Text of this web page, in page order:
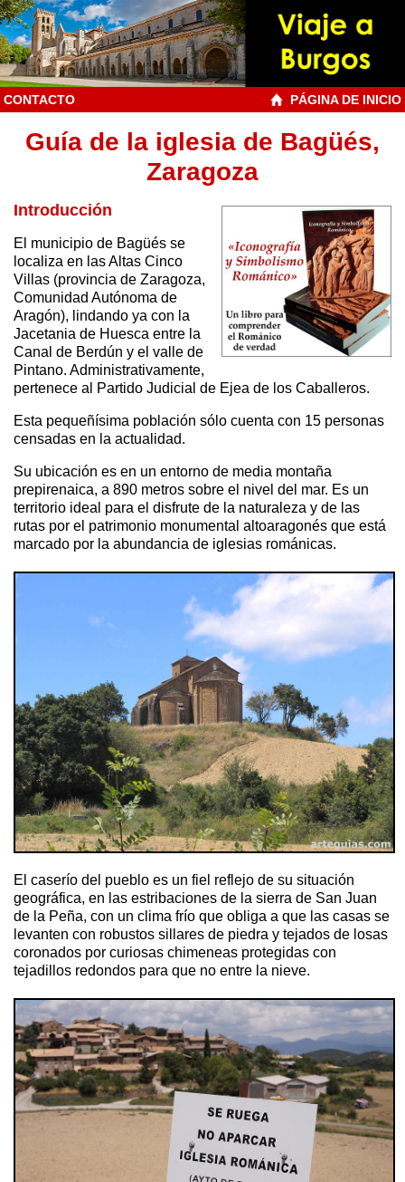
CONTACTO PÁGINA DE INICIO
Guía de la iglesia de Bagüés,
Zaragoza
Introducción
El municipio de Bagüés se
localiza en las Altas Cinco
Villas (provincia de Zaragoza,
Comunidad Autónoma de
Aragón), lindando ya con la
Jacetania de Huesca entre la
Canal de Berdún y el valle de
Pintano. Administrativamente,
pertenece al Partido Judicial de Ejea de los Caballeros.
Esta pequeñísima población sólo cuenta con 15 personas
censadas en la actualidad.
Su ubicación es en un entorno de media montaña
prepirenaica, a 890 metros sobre el nivel del mar. Es un
territorio ideal para el disfrute de la naturaleza y de las
rutas por el patrimonio monumental altoaragonés que está
marcado por la abundancia de iglesias románicas.
El caserío del pueblo es un fiel reflejo de su situación
geográfica, en las estribaciones de la sierra de San Juan
de la Peña, con un clima frío que obliga a que las casas se
levanten con robustos sillares de piedra y tejados de losas
coronados por curiosas chimeneas protegidas con
tejadillos redondos para que no entre la nieve.